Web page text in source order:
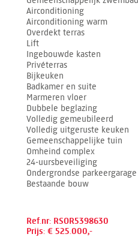
Airconditioning
Airconditioning warm
Overdekt terras
Lift
Ingebouwde kasten
Privéterras
Bijkeuken
Badkamer en suite
Marmeren vloer
Dubbele beglazing
Volledig gemeubileerd
Volledig uitgeruste keuken
Gemeenschappelijke tuin
Omheind complex
24-uursbeveiliging
Ondergrondse parkeergarage
Bestaande bouw
Ref.nr: RSOR5398630
Prijs: € 525.000,-